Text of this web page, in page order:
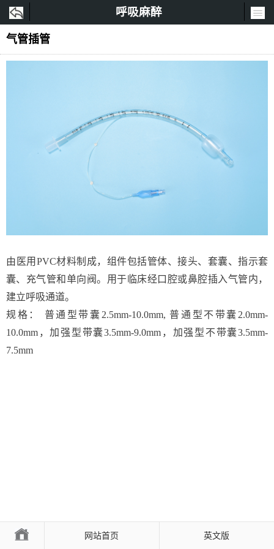
呼吸麻醉
气管插管
由医用PVC材料制成，组件包括管体、接头、套囊、指示套
囊、充气管和单向阀。用于临床经口腔或鼻腔插入气管内，
建立呼吸通道。
规格： 普通型带囊2.5mm-10.0mm, 普通型不带囊2.0mm-
10.0mm，加强型带囊3.5mm-9.0mm，加强型不带囊3.5mm-
7.5mm
网站首页 英文版